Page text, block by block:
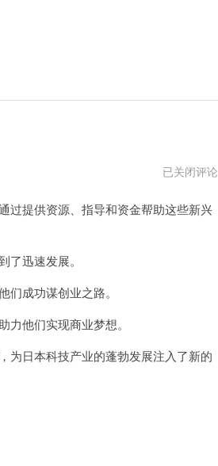
日
速
已关闭评论
提供资源、指导和资金帮助这些新兴
迅速发展。
成功谋创业之路。
他们实现商业梦想。
日本科技产业的蓬勃发展注入了新的